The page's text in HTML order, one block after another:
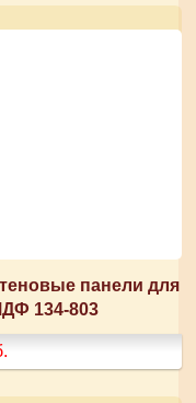
панели для
134-803